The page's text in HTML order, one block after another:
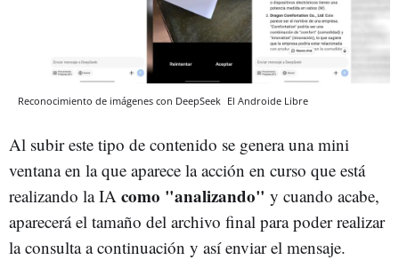
Reconocimiento de imágenes con DeepSeek El Androide Libre
Al subir este tipo de contenido se genera una mini
ventana en la que aparece la acción en curso que está
realizando la IA como "analizando" y cuando acabe,
aparecerá el tamaño del archivo final para poder realizar
la consulta a continuación y así enviar el mensaje.